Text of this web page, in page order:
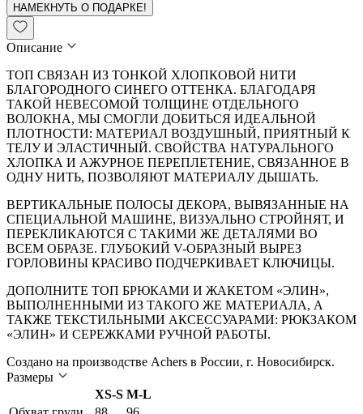
НАМЕКНУТЬ О ПОДАРКЕ!
Описание
ТОП СВЯЗАН ИЗ ТОНКОЙ ХЛОПКОВОЙ НИТИ
БЛАГОРОДНОГО СИНЕГО ОТТЕНКА. БЛАГОДАРЯ
ТАКОЙ НЕВЕСОМОЙ ТОЛЩИНЕ ОТДЕЛЬНОГО
ВОЛОКНА, МЫ СМОГЛИ ДОБИТЬСЯ ИДЕАЛЬНОЙ
ПЛОТНОСТИ: МАТЕРИАЛ ВОЗДУШНЫЙ, ПРИЯТНЫЙ К
ТЕЛУ И ЭЛАСТИЧНЫЙ. СВОЙСТВА НАТУРАЛЬНОГО
ХЛОПКА И АЖУРНОЕ ПЕРЕПЛЕТЕНИЕ, СВЯЗАННОЕ В
ОДНУ НИТЬ, ПОЗВОЛЯЮТ МАТЕРИАЛУ ДЫШАТЬ.
ВЕРТИКАЛЬНЫЕ ПОЛОСЫ ДЕКОРА, ВЫВЯЗАННЫЕ НА
СПЕЦИАЛЬНОЙ МАШИНЕ, ВИЗУАЛЬНО СТРОЙНЯТ, И
ПЕРЕКЛИКАЮТСЯ С ТАКИМИ ЖЕ ДЕТАЛЯМИ ВО
ВСЕМ ОБРАЗЕ. ГЛУБОКИЙ V-ОБРАЗНЫЙ ВЫРЕЗ
ГОРЛОВИНЫ КРАСИВО ПОДЧЕРКИВАЕТ КЛЮЧИЦЫ.
ДОПОЛНИТЕ ТОП БРЮКАМИ И ЖАКЕТОМ «ЭЛИН»,
ВЫПОЛНЕННЫМИ ИЗ ТАКОГО ЖЕ МАТЕРИАЛА, А
ТАКЖЕ ТЕКСТИЛЬНЫМИ АКСЕССУАРАМИ: РЮКЗАКОМ
«ЭЛИН» И СЕРЕЖКАМИ РУЧНОЙ РАБОТЫ.
Создано на производстве Achers в России, г. Новосибирск.
Размеры
XS-S M-L